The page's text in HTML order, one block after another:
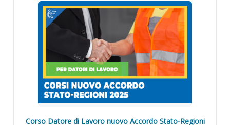
Corso Datore di Lavoro nuovo Accordo Stato-Regioni